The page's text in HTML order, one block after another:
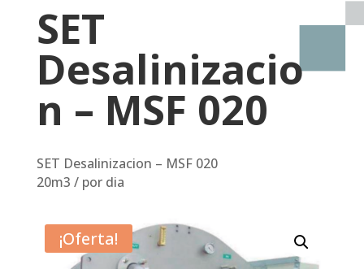
SET
Desalinizacio
n – MSF 020
SET Desalinizacion – MSF 020
20m3 / por dia
¡Oferta!